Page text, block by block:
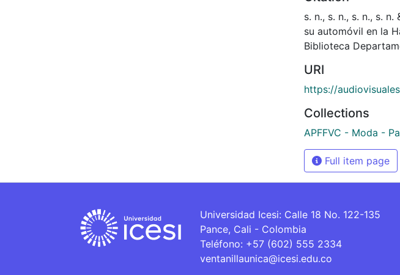
s. n., s. n., s. n., s.
su automóvil en la
Biblioteca
URI
https://
Collections
APFFVC - Moda -
Full item page
Universidad Icesi: Calle 18 No. 122-135
Pance, Cali - Colombia
Teléfono: +57 (602) 555 2334
ventanillaunica@icesi.edu.co